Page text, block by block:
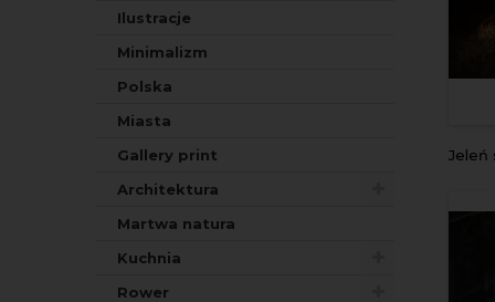
Ilustracje
Minimalizm
Polska
Miasta
Gallery print
Architektura
Martwa natura
Kuchnia
Rower
Jeleń